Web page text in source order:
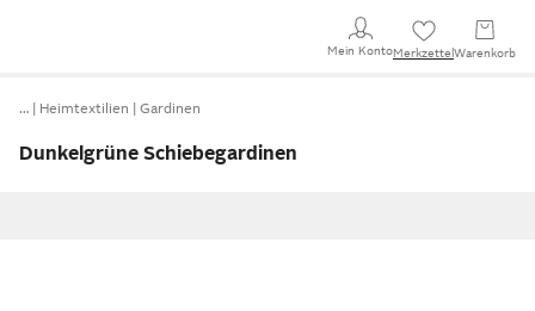
Mein KontoMerkzettel Warenkorb
… Heimtextilien Gardinen
Dunkelgrüne Schiebegardinen